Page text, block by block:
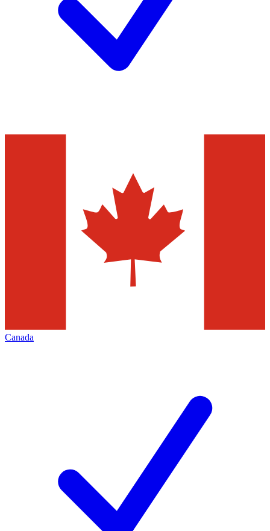
Canada